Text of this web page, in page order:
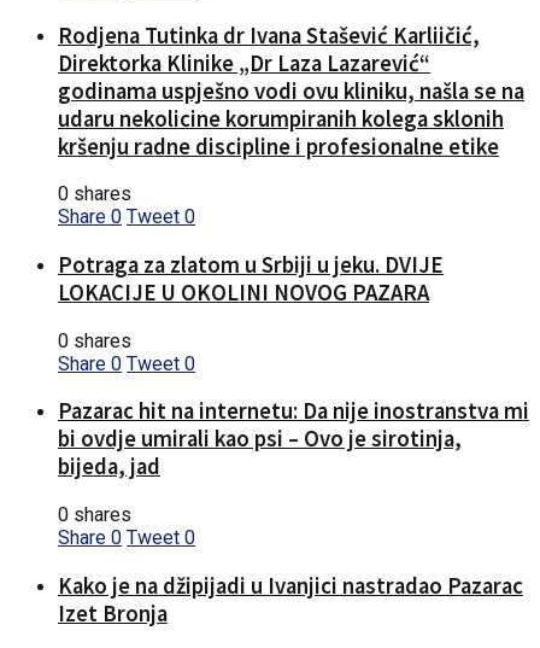
Rodjena Tutinka dr Ivana Stašević Karliičić,
Direktorka Klinike „Dr Laza Lazarević“
godinama uspješno vodi ovu kliniku, našla se na
udaru nekolicine korumpiranih kolega sklonih
kršenju radne discipline i profesionalne etike
0 shares
Share 0 Tweet 0
Potraga za zlatom u Srbiji u jeku. DVIJE
LOKACIJE U OKOLINI NOVOG PAZARA
0 shares
Share 0 Tweet 0
Pazarac hit na internetu: Da nije inostranstva mi
bi ovdje umirali kao psi – Ovo je sirotinja,
bijeda, jad
0 shares
Share 0 Tweet 0
Kako je na džipijadi u Ivanjici nastradao Pazarac
Izet Bronja